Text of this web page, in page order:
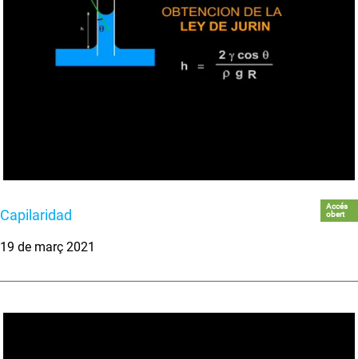
Capilaridad
Accés
obert
19 de març 2021